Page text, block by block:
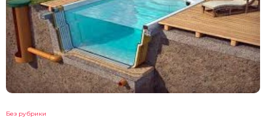
Без рубрики